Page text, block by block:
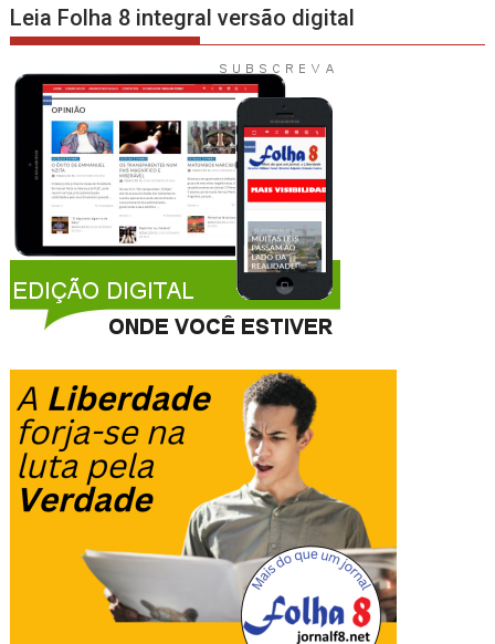
Leia Folha 8 integral versão digital